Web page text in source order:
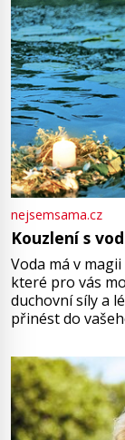
nejsemsama.cz
Kouzlení s
Voda má v
které pro vás
duchovní síly a
přinést do
můžete
větší harmonii a